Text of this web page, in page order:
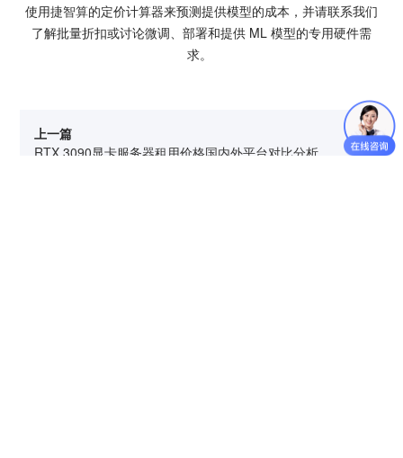
使用捷智算的定价计算器来预测提供模型的成本，并请联系我们
了解批量折扣或讨论微调、部署和提供 ML 模型的专用硬件需
求。
上一篇
RTX 3090显卡服务器租用价格国内外平台对比分析